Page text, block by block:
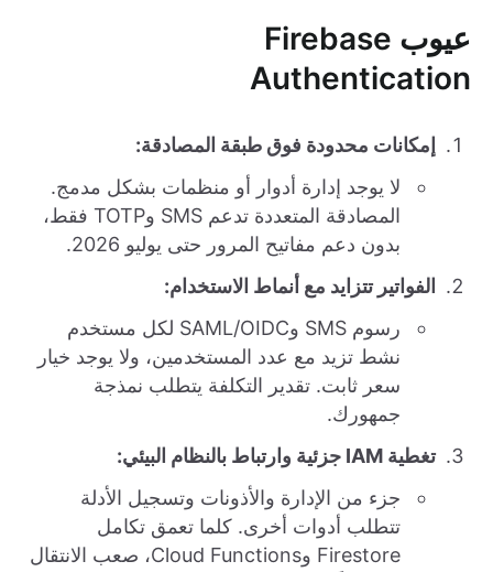
عيوب Firebase
Authentication
إمكانات محدودة فوق طبقة المصادقة:
لا يوجد إدارة أدوار أو منظمات بشكل مدمج.
المصادقة المتعددة تدعم SMS وTOTP فقط،
بدون دعم مفاتيح المرور حتى يوليو 2026.
الفواتير تتزايد مع أنماط الاستخدام:
رسوم SMS وSAML/OIDC لكل مستخدم
نشط تزيد مع عدد المستخدمين، ولا يوجد خيار
سعر ثابت. تقدير التكلفة يتطلب نمذجة
جمهورك.
تغطية IAM جزئية وارتباط بالنظام البيئي:
جزء من الإدارة والأذونات وتسجيل الأدلة
تتطلب أدوات أخرى. كلما تعمق تكامل
Firestore وCloud Functions، صعب الانتقال